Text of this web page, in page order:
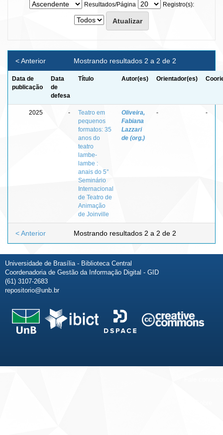
Resultados/Página
Registro(s):
Mostrando resultados 2 a 2 de 2
< Anterior
Data de
publicação
Data
de
defesa
Título Autor(es) Orientador(es)
2025 -
Teatro em
pequenos
formatos: 35
anos do
teatro
lambe-
lambe :
anais do 5°
Seminário
Internacional
de Teatro de
Animação
de Joinville
Oliveira,
Fabiana
Lazzari
de (org.)
- -
Mostrando resultados 2 a 2 de 2
< Anterior
Universidade de Brasília - Biblioteca Central
Coordenadoria de Gestão da Informação Digital - GID
(61) 3107-2683
repositorio@unb.br